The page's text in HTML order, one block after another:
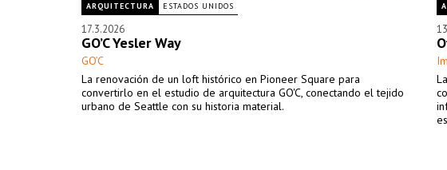
ARQUITECTURA ESTADOS UNIDOS
17.3.2026
GO’C Yesler Way
GO’C
La renovación de un loft histórico en Pioneer Square para
convertirlo en el estudio de arquitectura GO'C, conectando el tejido
urbano de Seattle con su historia material.